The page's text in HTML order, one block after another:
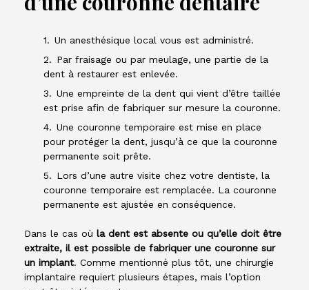
Un anesthésique local vous est administré.
Par fraisage ou par meulage, une partie de la
dent à restaurer est enlevée.
Une empreinte de la dent qui vient d’être taillée
est prise afin de fabriquer sur mesure la couronne.
Une couronne temporaire est mise en place
pour protéger la dent, jusqu’à ce que la couronne
permanente soit prête.
Lors d’une autre visite chez votre dentiste, la
couronne temporaire est remplacée. La couronne
permanente est ajustée en conséquence.
Dans le cas où la dent est absente ou qu’elle doit être
extraite, il est possible de fabriquer une couronne sur
un implant. Comme mentionné plus tôt, une chirurgie
implantaire requiert plusieurs étapes, mais l’option